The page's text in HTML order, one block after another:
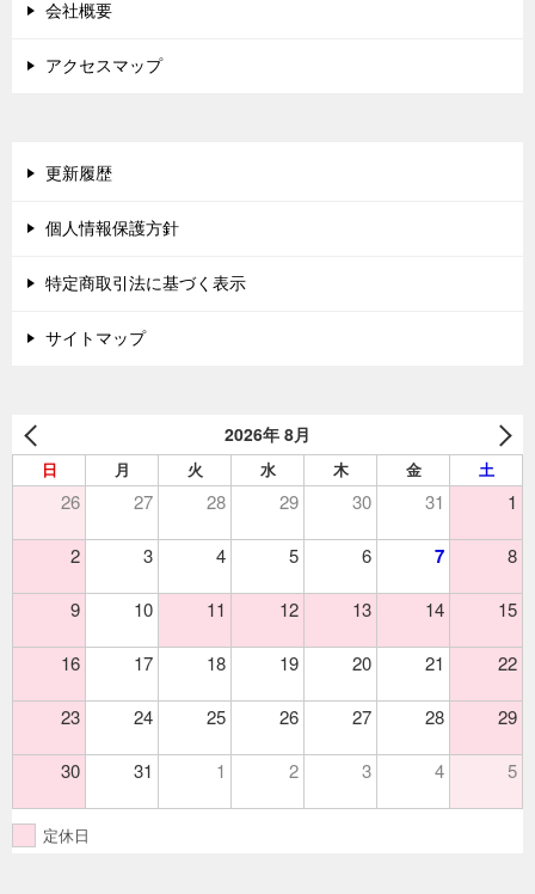
会社概要
アクセスマップ
更新履歴
個人情報保護方針
特定商取引法に基づく表示
サイトマップ
2026年 8月
日 月 火 水 木 金 土
26 27 28 29 30 31 1
2 3 4 5 6 7 8
9 10 11 12 13 14 15
16 17 18 19 20 21 22
23 24 25 26 27 28 29
30 31 1 2 3 4 5
定休日